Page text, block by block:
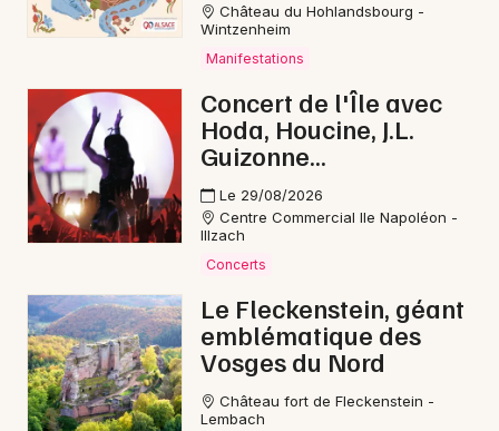
Château du Hohlandsbourg -
Wintzenheim
Manifestations
Concert de l'Île avec
Hoda, Houcine, J.L.
Guizonne...
Le 29/08/2026
Centre Commercial Ile Napoléon -
Illzach
Concerts
Le Fleckenstein, géant
emblématique des
Vosges du Nord
Château fort de Fleckenstein -
Lembach